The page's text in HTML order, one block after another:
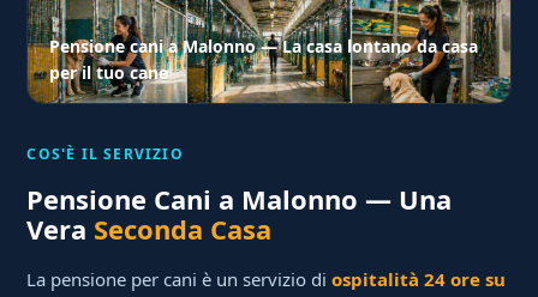
Pensione cani a Malonno — La casa lontano da casa
per il tuo cane
COS'È IL SERVIZIO
Pensione Cani a Malonno — Una
Vera Seconda Casa
La pensione per cani è un servizio diospitalità 24 ore su